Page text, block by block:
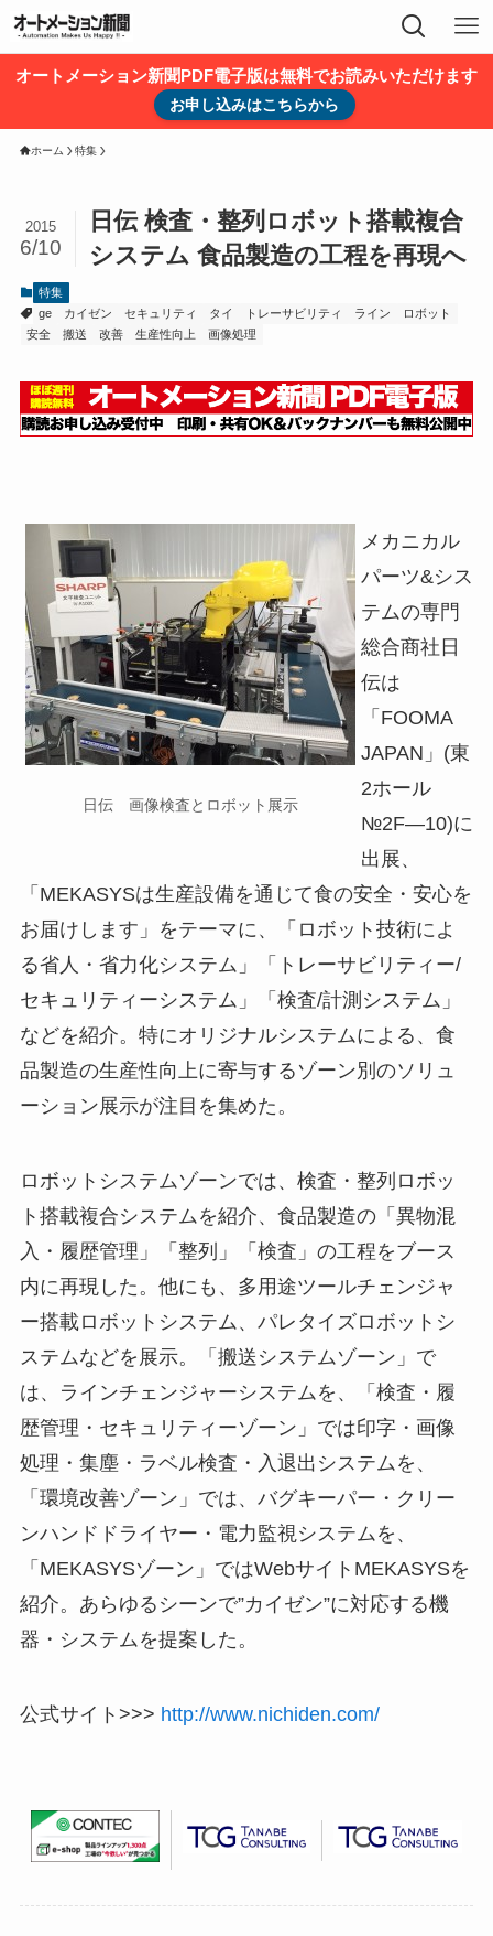
オートメーション新聞PDF電子版は無料でお読みいただけます
お申し込みはこちらから
ホーム 特集
日伝 検査・整列ロボット搭載複合
システム 食品製造の工程を再現へ
2015
6/10
特集
ge
カイゼン セキュリティ タイ トレーサビリティ ライン
ロボット
安全
搬送 改善 生産性向上 画像処理
日伝 画像検査とロボット展示
メカニカル
パーツ&シス
テムの専門
総合商社日
伝は
「FOOMA
JAPAN」(東
2ホール
№2F―10)に
出展、
「MEKASYSは生産設備を通じて食の安全・安心を
お届けします」をテーマに、「ロボット技術によ
る省人・省力化システム」「トレーサビリティー/
セキュリティーシステム」「検査/計測システム」
などを紹介。特にオリジナルシステムによる、食
品製造の生産性向上に寄与するゾーン別のソリュ
ーション展示が注目を集めた。
ロボットシステムゾーンでは、検査・整列ロボッ
ト搭載複合システムを紹介、食品製造の「異物混
入・履歴管理」「整列」「検査」の工程をブース
内に再現した。他にも、多用途ツールチェンジャ
ー搭載ロボットシステム、パレタイズロボットシ
ステムなどを展示。「搬送システムゾーン」で
は、ラインチェンジャーシステムを、「検査・履
歴管理・セキュリティーゾーン」では印字・画像
処理・集塵・ラベル検査・入退出システムを、
「環境改善ゾーン」では、バグキーパー・クリー
ンハンドドライヤー・電力監視システムを、
「MEKASYSゾーン」ではWebサイトMEKASYSを
紹介。あらゆるシーンで”カイゼン”に対応する機
器・システムを提案した。
公式サイト>>> http://www.nichiden.com/